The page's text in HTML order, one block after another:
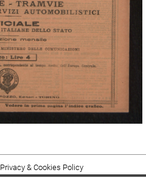
Privacy & Cookies Policy